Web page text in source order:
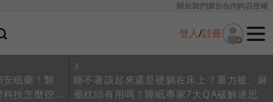
關於我們廣告合作內容授權
登入/註冊
眠藥！醫
技怎麼挖
3
睡不著該起來還是硬躺在床上？重力被、麻
藥枕頭有用嗎？睡眠專家7大QA破解迷思